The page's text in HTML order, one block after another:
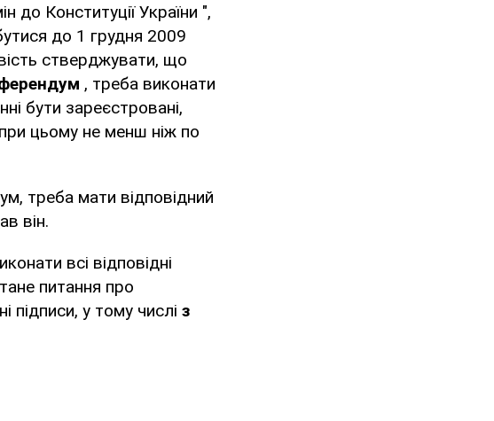
до Конституції України ",
до 1 грудня 2009
стверджувати, що
, треба виконати
бути зареєстровані,
при цьому не менш ніж по
треба мати відповідний
він.
всі відповідні
питання про
підписи, у тому числі з